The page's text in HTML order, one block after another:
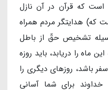
است كه قرآن در آن نازل
كه) هدايتگر مردم همراه
تشخيص حقّ از باطل
را دريابد، بايد روزه
باشد، روزهاى ديگرى را
خداوند براى شما آسانى